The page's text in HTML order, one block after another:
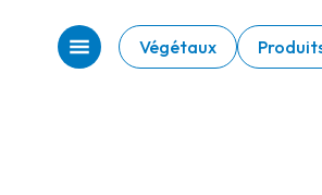
Végétaux